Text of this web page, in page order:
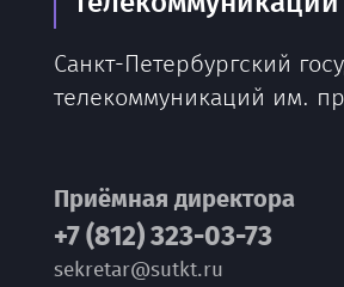
Санкт-Петербургский
телекоммуникаций им.
Приёмная директора
+7 (812) 323-03-73
sekretar@sutkt.ru